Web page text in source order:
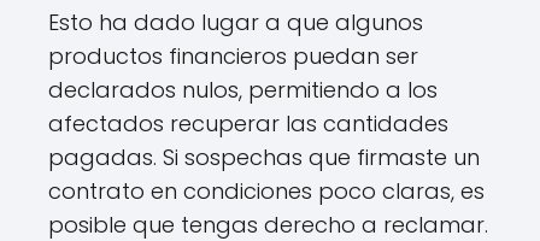
Esto ha dado lugar a que algunos
productos financieros puedan ser
declarados nulos, permitiendo a los
afectados recuperar las cantidades
pagadas. Si sospechas que firmaste un
contrato en condiciones poco claras, es
posible que tengas derecho a reclamar.